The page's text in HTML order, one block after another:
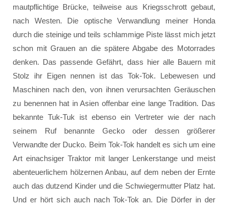
mautpflichtige Brücke, teilweise aus Kriegsschrott gebaut,
nach Westen. Die optische Verwandlung meiner Honda
durch die steinige und teils schlammige Piste lässt mich jetzt
schon mit Grauen an die spätere Abgabe des Motorrades
denken. Das passende Gefährt, dass hier alle Bauern mit
Stolz ihr Eigen nennen ist das Tok-Tok. Lebewesen und
Maschinen nach den, von ihnen verursachten Geräuschen
zu benennen hat in Asien offenbar eine lange Tradition. Das
bekannte Tuk-Tuk ist ebenso ein Vertreter wie der nach
seinem Ruf benannte Gecko oder dessen größerer
Verwandte der Ducko. Beim Tok-Tok handelt es sich um eine
Art einachsiger Traktor mit langer Lenkerstange und meist
abenteuerlichem hölzernen Anbau, auf dem neben der Ernte
auch das dutzend Kinder und die Schwiegermutter Platz hat.
Und er hört sich auch nach Tok-Tok an. Die Dörfer in der